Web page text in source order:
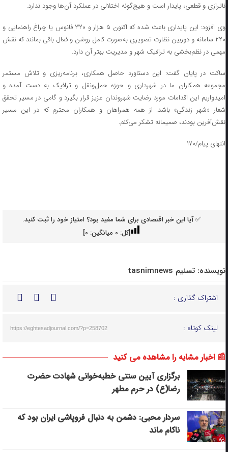
ناترازی و قطعی، پایدار است و هیچ‌گونه اختلالی در عملکرد آن‌ها وجود ندارد.
وی افزود: این پایداری باعث شده که اکنون ۵ هزار و ۳۲۰ فانوس یا چراغ راهنمایی و
۲۲۰ سامانه و دوربین نظارت تصویری به‌صورت کامل روشن و فعال باقی بمانند که نقش
مهمی در نظم‌بخشی به ترافیک شهر و مدیریت بهتر آن دارد.
ساکت در پایان گفت: این دستاورد حاصل همکاری، برنامه‌ریزی و تلاش مستمر
مجموعه همکاران ما در شهرداری و حوزه حمل‌ونقل و ترافیک به دست آمده و
امیدواریم این اقدامات مورد رضایت شهروندان عزیز قرار بگیرد و گامی در مسیر تحقق
شعار «شهر زندگی» باشد. از همه همراهان و همکاران محترم که در این مسیر
نقش‌آفرین بودند، صمیمانه تشکر می‌کنم.
انتهای پیام/۱۷۰
✅ آیا این خبر اقتصادی برای شما مفید بود؟ امتیاز خود را ثبت کنید.
[کل: 0میانگین: 0
]
نویسنده: تسنیم tasnimnews
اشتراک گذاری :
لینک کوتاه : https://eghtesadjournal.com/?p=258702
📰 اخبار مشابه را مشاهده می کنید
برگزاری آیین سنتی خطبه‌خوانی شهادت حضرت
رضا(ع) در حرم مطهر
سردار محبی: دشمن به دنبال فروپاشی ایران بود که
ناکام ماند